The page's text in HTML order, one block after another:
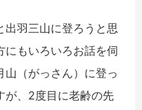
羽三山に登ろうと思
にもいろいろお話を伺
山（がっさん）に登っ
、 2度目に老齢の先